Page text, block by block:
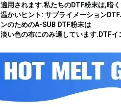
適用されます.私たちのDTF粉末は,暗
温かいヒント: サブライメーション
ンのためのA-SUB DTF粉末は
淡い色の布にのみ適しています.DTF